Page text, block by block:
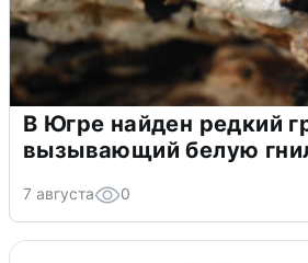
В Югре найден редкий
вызывающий белую
7 августа 0